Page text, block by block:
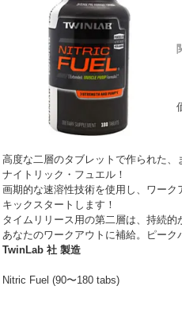
高度な二層のタブレットで作られた、
ナイトリック・フュエル！
画期的な速溶性技術を使用し、ワーク
キックスタートします！
タイムリリース用の第二層は、持続的
あなたのワークアウトに補給。ピー
TwinLab 社 製造
Nitric Fuel (90〜180 tabs)